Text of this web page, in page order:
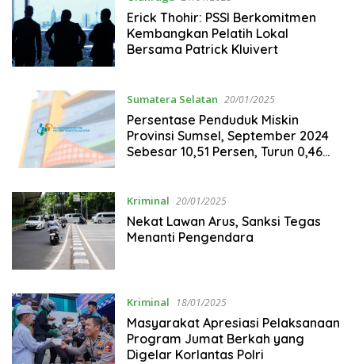
Erick Thohir: PSSI Berkomitmen
Kembangkan Pelatih Lokal
Bersama Patrick Kluivert
Sumatera Selatan 20/01/2025
Persentase Penduduk Miskin
Provinsi Sumsel, September 2024
Sebesar 10,51 Persen, Turun 0,46
Kriminal 20/01/2025
Nekat Lawan Arus, Sanksi Tegas
Menanti Pengendara
Kriminal 18/01/2025
Masyarakat Apresiasi Pelaksanaan
Program Jumat Berkah yang
Digelar Korlantas Polri